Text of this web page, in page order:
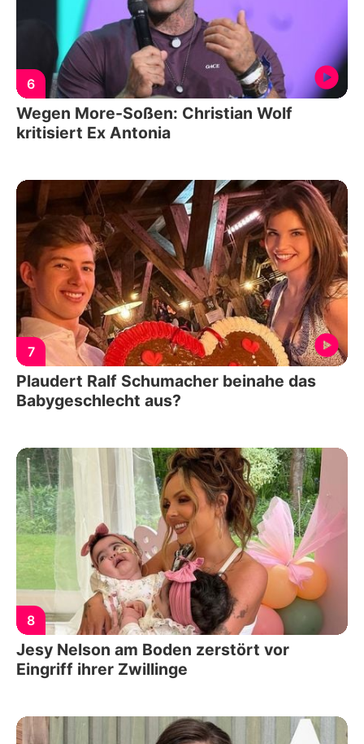
6
Wegen More-Soßen: Christian Wolf
kritisiert Ex Antonia
7
Plaudert Ralf Schumacher beinahe das
Babygeschlecht aus?
8
Jesy Nelson am Boden zerstört vor
Eingriff ihrer Zwillinge